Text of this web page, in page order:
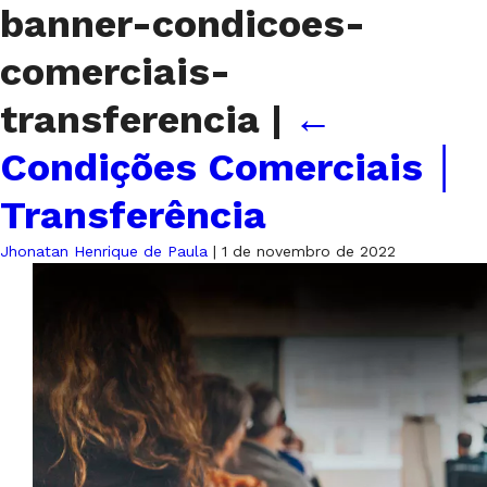
banner-condicoes-
comerciais-
transferencia | ←
Condições Comerciais │
Transferência
Jhonatan Henrique de Paula | 1 de novembro de 2022